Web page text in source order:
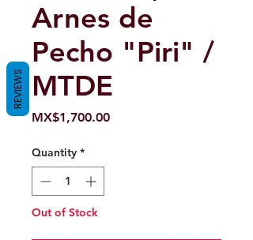
Arnes de
Pecho "Piri" /
MTDE
MX$1,700.00Price
Quantity *
Out of Stock
REVIEWS